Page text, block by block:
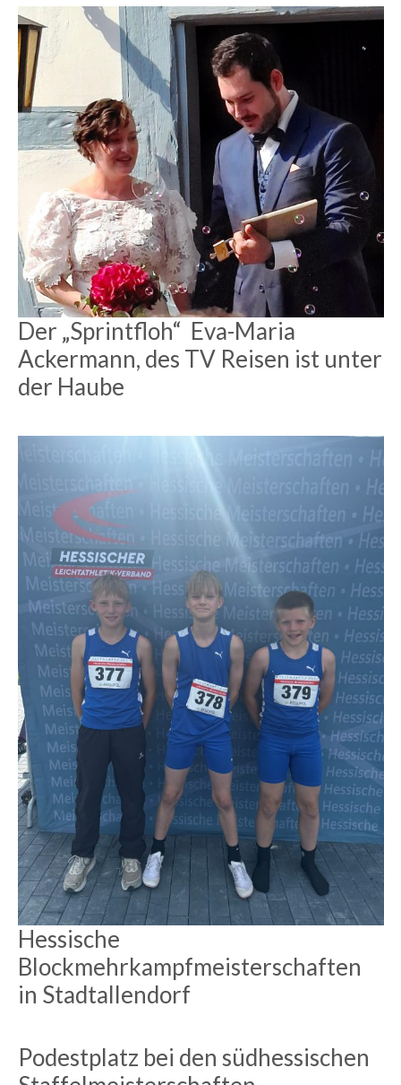
Der „Sprintfloh“ Eva-Maria
Ackermann, des TV Reisen ist unter
der Haube
Hessische
Blockmehrkampfmeisterschaften
in Stadtallendorf
Podestplatz bei den südhessischen